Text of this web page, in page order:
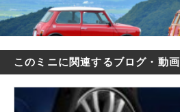
このミニに関連するブログ・動画